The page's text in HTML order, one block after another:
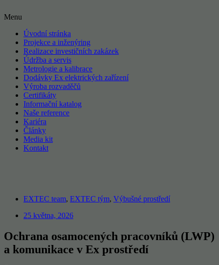
Menu
Úvodní stránka
Projekce a inženýring
Realizace investičních zakázek
Údržba a servis
Metrologie a kalibrace
Dodávky Ex elektrických zařízení
Výroba rozvaděčů
Certifikáty
Informační katalog
Naše reference
Kariéra
Články
Media kit
Kontakt
EXTEC team, EXTEC tým, Výbušné prostředí
25 května, 2026
Ochrana osamocených pracovníků (LWP)
a komunikace v Ex prostředí